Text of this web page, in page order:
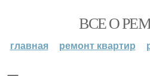
ВСЕ О
главная ремонт квартир